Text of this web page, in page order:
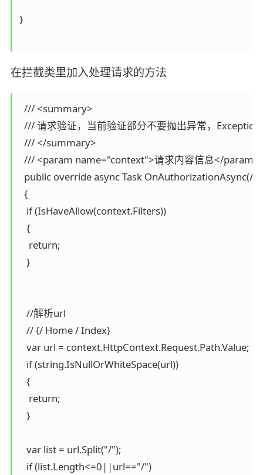
}
在拦截类里加入处理请求的方法
  /// <summary>
/// 请求验证，当前验证部分不要抛出异常，
  /// </summary>
  /// <param name="context">请求内容信息</param>
public override async Task
  {
   if (IsHaveAllow(context.Filters))
   {
    return;
   }
   //解析url
   // {/ Home / Index}
   var url = context.HttpContext.Request.Path.Value;
   if (string.IsNullOrWhiteSpace(url))
   {
    return;
   }
   var list = url.Split("/");
   if (list.Length<=0||url=="/")